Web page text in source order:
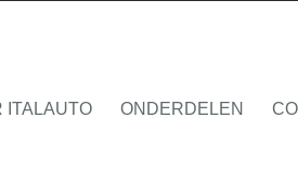
ITALAUTO ONDERDELEN